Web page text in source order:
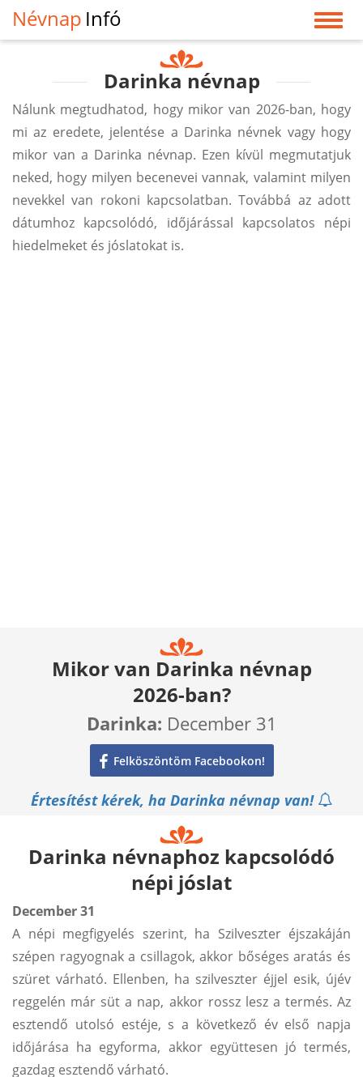
Névnap Infó
Darinka névnap
Nálunk megtudhatod, hogy mikor van 2026-ban, hogy
mi az eredete, jelentése a Darinka névnek vagy hogy
mikor van a Darinka névnap. Ezen kívül megmutatjuk
neked, hogy milyen becenevei vannak, valamint milyen
nevekkel van rokoni kapcsolatban. Továbbá az adott
dátumhoz kapcsolódó, időjárással kapcsolatos népi
hiedelmeket és jóslatokat is.
Mikor van Darinka névnap
2026-ban?
Darinka: December 31
Felköszöntöm Facebookon!
Értesítést kérek, ha Darinka névnap van!
Darinka névnaphoz kapcsolódó
népi jóslat
December 31
A népi megfigyelés szerint, ha Szilveszter éjszakáján
szépen ragyognak a csillagok, akkor bőséges aratás és
szüret várható. Ellenben, ha szilveszter éjjel esik, újév
reggelén már süt a nap, akkor rossz lesz a termés. Az
esztendő utolsó estéje, s a következő év első napja
időjárása ha egyforma, akkor együttesen jó termés,
gazdag esztendő várható.